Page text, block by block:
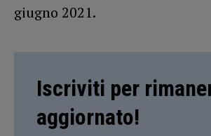
giugno 2021.
Iscriviti per
aggiornato!